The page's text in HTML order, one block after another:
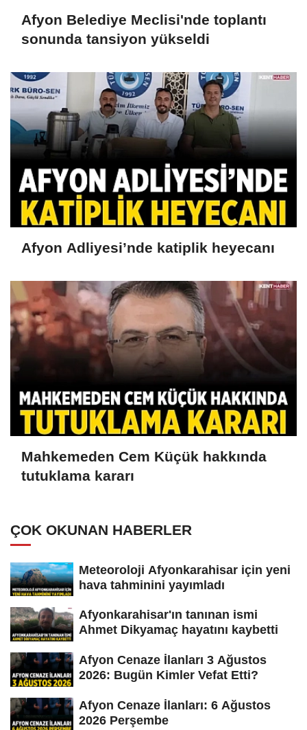
Afyon Belediye Meclisi'nde toplantı
sonunda tansiyon yükseldi
Afyon Adliyesi’nde katiplik heyecanı
Mahkemeden Cem Küçük hakkında
tutuklama kararı
ÇOK OKUNAN HABERLER
Meteoroloji Afyonkarahisar için yeni
hava tahminini yayımladı
Afyonkarahisar'ın tanınan ismi
Ahmet Dikyamaç hayatını kaybetti
Afyon Cenaze İlanları 3 Ağustos
2026: Bugün Kimler Vefat Etti?
Afyon Cenaze İlanları: 6 Ağustos
2026 Perşembe